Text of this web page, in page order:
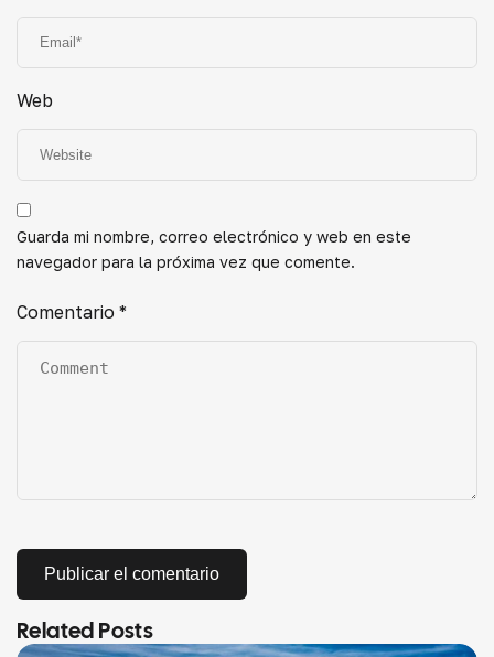
Web
Guarda mi nombre, correo electrónico y web en este
navegador para la próxima vez que comente.
Comentario *
Related Posts